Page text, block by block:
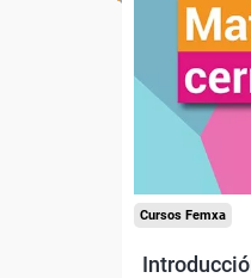
Cursos Femxa